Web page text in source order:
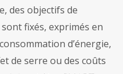
des objectifs de
fixés, exprimés en
d’énergie,
de serre ou des coûts